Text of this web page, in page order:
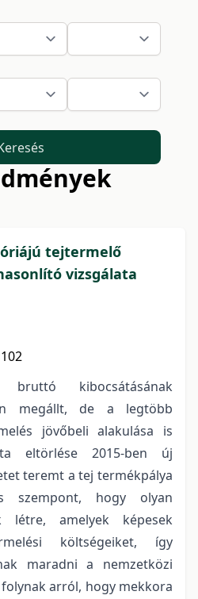
tejtermelő
vizsgálata
102
bruttó kibocsátásának
megállt, de a legtöbb
jövőbeli alakulása is
eltörlése 2015-ben új
teremt a tej termékpálya
szempont, hogy olyan
létre, amelyek képesek
költségeiket, így
maradni a nemzetközi
arról, hogy mekkora